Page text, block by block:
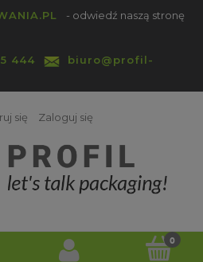
- odwiedź naszą stronę
444
biuro@profil-
się Zaloguj się